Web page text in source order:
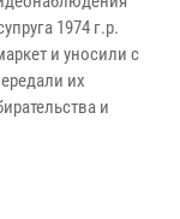
1974 г.р.
и уносили с
их
и